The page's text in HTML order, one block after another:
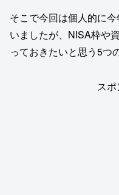
そこで今回は個人的に
いましたが、NISA枠や
っておきたいと思う5つ
ス